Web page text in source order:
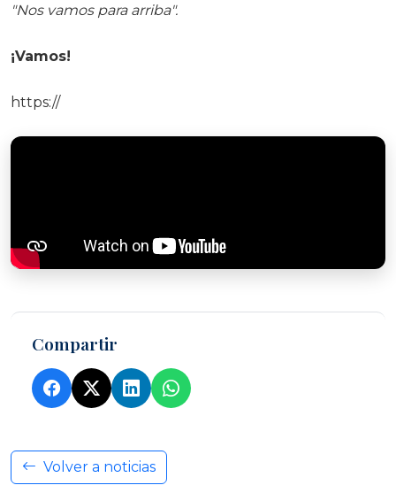
"Nos vamos para arriba".
¡Vamos!
https://
Compartir
Volver a noticias